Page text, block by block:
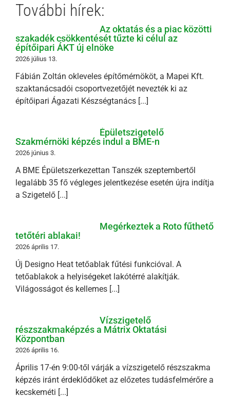
További hírek:
Az oktatás és a piac közötti
szakadék csökkentését tűzte ki célul az
építőipari ÁKT új elnöke
2026 július 13.
Fábián Zoltán okleveles építőmérnököt, a Mapei Kft.
szaktanácsadói csoportvezetőjét nevezték ki az
építőipari Ágazati Készségtanács [...]
Épületszigetelő
Szakmérnöki képzés indul a BME-n
2026 június 3.
A BME Épületszerkezettan Tanszék szeptembertől
legalább 35 fő végleges jelentkezése esetén újra indítja
a Szigetelő [...]
Megérkeztek a Roto fűthető
tetőtéri ablakai!
2026 április 17.
Új Designo Heat tetőablak fűtési funkcióval. A
tetőablakok a helyiségeket lakótérré alakítják.
Világosságot és kellemes [...]
Vízszigetelő
részszakmaképzés a Mátrix Oktatási
Központban
2026 április 16.
Április 17-én 9:00-től várják a vízszigetelő részszakma
képzés iránt érdeklődőket az előzetes tudásfelmérőre a
kecskeméti [...]